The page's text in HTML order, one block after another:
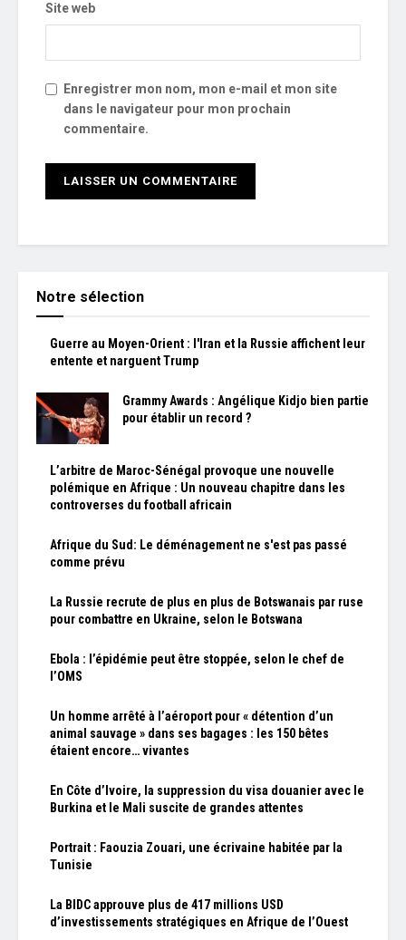
Site web
Enregistrer mon nom, mon e-mail et mon site
dans le navigateur pour mon prochain
commentaire.
Notre sélection
Guerre au Moyen-Orient : l'Iran et la Russie affichent leur
entente et narguent Trump
Grammy Awards : Angélique Kidjo bien partie
pour établir un record ?
L’arbitre de Maroc-Sénégal provoque une nouvelle
polémique en Afrique : Un nouveau chapitre dans les
controverses du football africain
Afrique du Sud: Le déménagement ne s'est pas passé
comme prévu
La Russie recrute de plus en plus de Botswanais par ruse
pour combattre en Ukraine, selon le Botswana
Ebola : l’épidémie peut être stoppée, selon le chef de
l’OMS
Un homme arrêté à l’aéroport pour « détention d’un
animal sauvage » dans ses bagages : les 150 bêtes
étaient encore… vivantes
En Côte d’Ivoire, la suppression du visa douanier avec le
Burkina et le Mali suscite de grandes attentes
Portrait : Faouzia Zouari, une écrivaine habitée par la
Tunisie
La BIDC approuve plus de 417 millions USD
d’investissements stratégiques en Afrique de l’Ouest